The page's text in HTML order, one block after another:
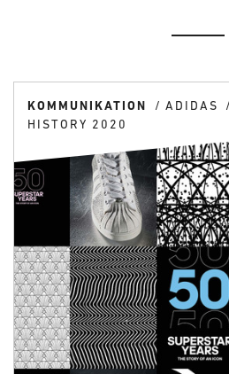
KOMMUNIKATION ADIDAS
HISTORY 2020